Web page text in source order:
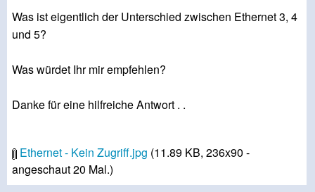
Was ist eigentlich der Unterschied zwischen Ethernet 3, 4
und 5?
Was würdet Ihr mir empfehlen?
Danke für eine hilfreiche Antwort . .
Ethernet - Kein Zugriff.jpg (11.89 KB, 236x90 -
angeschaut 20 Mal.)